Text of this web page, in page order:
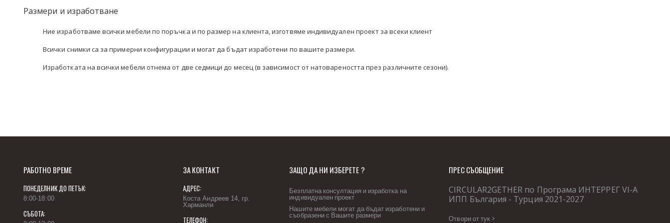
images
Размери и изработване
Ние изработваме всички мебели по поръчка и по размер на клиента, изготвяме индивидуален проект за всеки клиент
Всички снимки са за примерни конфигурации и могат да бъдат изработени по вашите размери.
Изработката на всички мебели отнема от две седмици до месец (в зависимост от натовареността през различните сезони).
РАБОТНО ВРЕМЕ
ПОНЕДЕЛНИК ДО ПЕТЪК:
8:00-18:00
СЪБОТА:
ЗА КОНТАКТ
АДРЕС:
Коста Андреев 14, гр.
Харманли
ТЕЛЕФОН:
ЗАЩО ДА НИ ИЗБЕРЕТЕ ?
Безплатна консултация и изработка на
индивидуален проект
Нашите мебели могат да бъдат изработени и
съобразени с Вашите размери
ПРЕС СЪОБЩЕНИЕ
CIRCULAR2GETHER по Програма ИНТЕРРЕГ VІ-А
ИПП България - Турция 2021-2027
Отвори от тук >